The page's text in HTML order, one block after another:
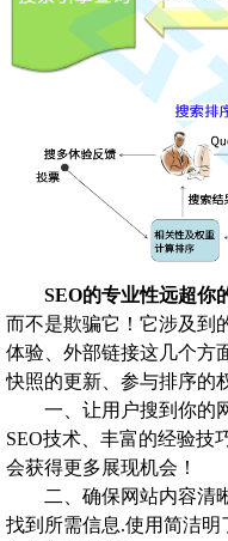
SEO的专业性远超你
而不是欺骗它！它涉及到
体验、外部链接这几个方
快照的更新、参与排序的
一、让用户搜到你的
SEO技术、丰富的经验技
会获得更多展现机会！
二、确保网站内容清
找到所需信息.使用简洁